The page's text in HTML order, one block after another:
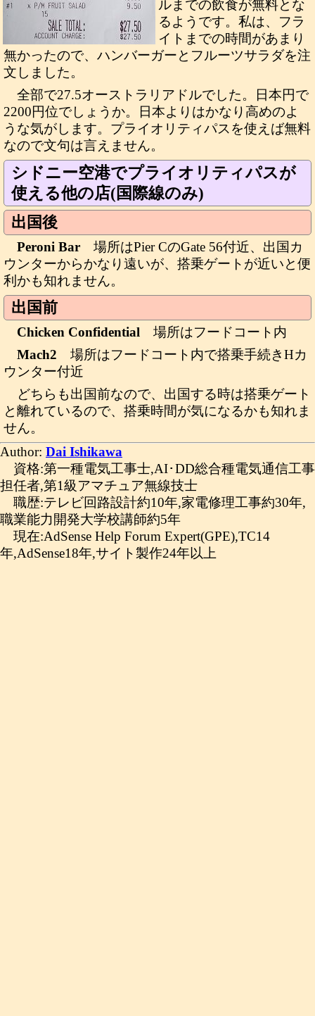
ルまでの飲食が無料とな
るようです。私は、フラ
イトまでの時間があまり
無かったので、ハンバーガーとフルーツサラダを注
文しました。
全部で27.5オーストラリアドルでした。日本円で
2200円位でしょうか。日本よりはかなり高めのよ
うな気がします。プライオリティパスを使えば無料
なので文句は言えません。
シドニー空港でプライオリティパスが
使える他の店(国際線のみ)
出国後
Peroni Bar 場所はPier CのGate 56付近、出国カ
ウンターからかなり遠いが、搭乗ゲートが近いと便
利かも知れません。
出国前
Chicken Confidential 場所はフードコート内
Mach2 場所はフードコート内で搭乗手続きHカ
ウンター付近
どちらも出国前なので、出国する時は搭乗ゲート
と離れているので、搭乗時間が気になるかも知れま
せん。
Author: Dai Ishikawa
資格:第一種電気工事士,AI･DD総合種電気通信工事
担任者,第1級アマチュア無線技士
職歴:テレビ回路設計約10年,家電修理工事約30年,
職業能力開発大学校講師約5年
現在:AdSense Help Forum Expert(GPE),TC14
年,AdSense18年,サイト製作24年以上